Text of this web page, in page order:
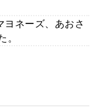
ネーズ、あおさ